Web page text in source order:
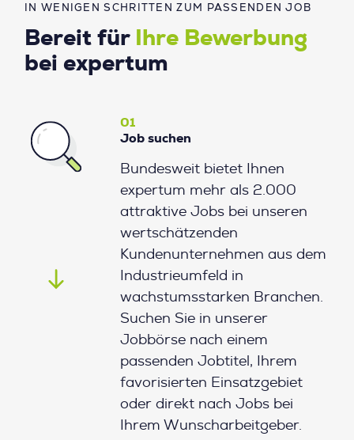
IN WENIGEN SCHRITTEN ZUM PASSENDEN JOB
Bereit für
Ihre Bewerbung
bei expertum
01
Job suchen
Bundesweit bietet Ihnen
expertum mehr als 2.000
attraktive Jobs bei unseren
wertschätzenden
Kundenunternehmen aus dem
Industrieumfeld in
wachstumsstarken Branchen.
Suchen Sie in unserer
Jobbörse nach einem
passenden Jobtitel, Ihrem
favorisierten Einsatzgebiet
oder direkt nach Jobs bei
Ihrem Wunscharbeitgeber.